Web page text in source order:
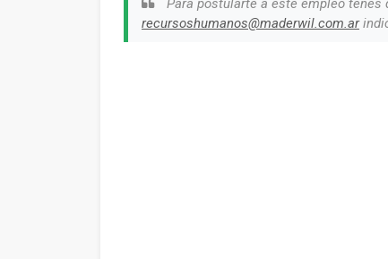
Para postularte a este empleo tenes
recursoshumanos@maderwil.com.ar